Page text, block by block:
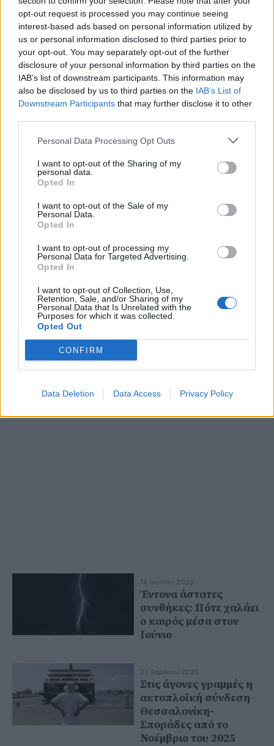
opt-out request is processed you may continue seeing
interest-based ads based on personal information utilized by
us or personal information disclosed to third parties prior to
your opt-out. You may separately opt-out of the further
disclosure of your personal information by third parties on the
IAB’s list of downstream participants. This information may
also be disclosed by us to third parties on the IAB’s List of
Downstream Participants that may further disclose it to other
Personal Data Processing Opt Outs
I want to opt-out of the Sharing of my
personal data.
Opted In
I want to opt-out of the Sale of my
Personal Data.
Opted In
I want to opt-out of processing my
Personal Data for Targeted Advertising.
Opted In
I want to opt-out of Collection, Use,
Retention, Sale, and/or Sharing of my
Personal Data that Is Unrelated with the
Purposes for which it was collected.
Opted Out
CONFIRM
Data Deletion Data Access Privacy Policy
"Ελαιώνες" για το
καλοκαίρι
αδειούχοι του
Αυγούστου: Αυξημένη
τα διόδια
Σύλλογος Ποντίων
μια γεμάτη σαιζόν ήρθε
18 Ιουνίου 2025
Έντονα άστατες
συνθήκες: Πότε χαλάει
ο καιρός μέσα στον
Ιούνιο
27 Απριλίου 2025
Στις άγονες γραμμές η
ακτοπλοϊκή σύνδεση
Θεσσαλονίκη-
Σποράδες από το
Νοέμβριο του 2025